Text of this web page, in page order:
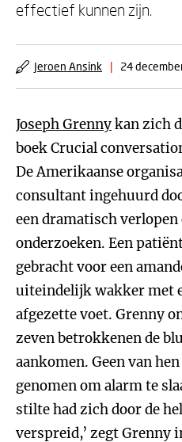
effectief kunnen zijn.
Jeroen Ansink | 24
Joseph Grennykan zich
boek Crucial
De Amerikaanse
consultant ingehuurd
een dramatisch
onderzoeken. Een
gebracht voor een
uiteindelijk wakker met
afgezette voet. Grenny
zeven betrokkenen de
aankomen. Geen van
genomen om alarm te
stilte had zich door de
verspreid,’ zegt Grenny